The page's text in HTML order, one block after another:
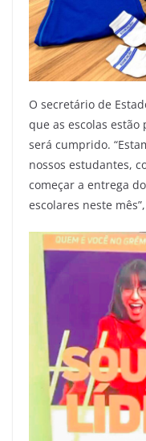
O secretário de
que as escolas
será cumprido.
nossos estudantes,
começar a entrega
escolares neste